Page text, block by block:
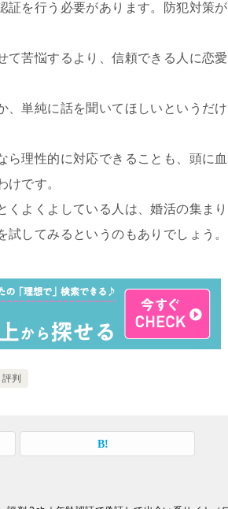
証を行う必要があります。防犯対策が
て苦悩するより、信頼できる人に恋愛
、単純に話を聞いてほしいというだけ
理性的に対応できることも、頭に血
です。
よくよしている人は、婚活の集まり
してみるというのもありでしょう。
評判